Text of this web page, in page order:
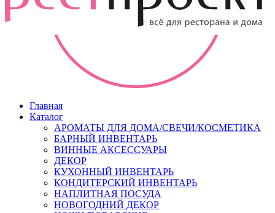
Главная
Каталог
АРОМАТЫ ДЛЯ ДОМА/СВЕЧИ/КОСМЕТИКА
БАРНЫЙ ИНВЕНТАРЬ
ВИННЫЕ АКСЕССУАРЫ
ДЕКОР
КУХОННЫЙ ИНВЕНТАРЬ
КОНДИТЕРСКИЙ ИНВЕНТАРЬ
НАПЛИТНАЯ ПОСУДА
НОВОГОДНИЙ ДЕКОР